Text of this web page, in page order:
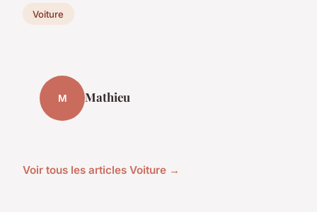
Voiture
M Mathieu
Voir tous les articles Voiture →